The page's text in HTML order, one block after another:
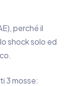
perché il
shock solo ed
3 mosse: